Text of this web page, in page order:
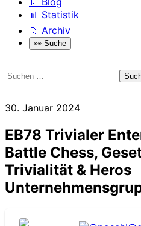
📊 Statistik
📁 Archiv
👀 SucheOpen
the
form
Suchen
30. Januar 2024
EB78 Trivialer
Battle Chess,
Trivialität & Heros